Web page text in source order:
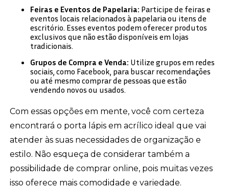
Feiras e Eventos de Papelaria: Participe de feiras e
eventos locais relacionados à papelaria ou itens de
escritório. Esses eventos podem oferecer produtos
exclusivos que não estão disponíveis em lojas
tradicionais.
Grupos de Compra e Venda: Utilize grupos em redes
sociais, como Facebook, para buscar recomendações
ou até mesmo comprar de pessoas que estão
vendendo novos ou usados.
Com essas opções em mente, você com certeza
encontrará o porta lápis em acrílico ideal que vai
atender às suas necessidades de organização e
estilo. Não esqueça de considerar também a
possibilidade de comprar online, pois muitas vezes
isso oferece mais comodidade e variedade.